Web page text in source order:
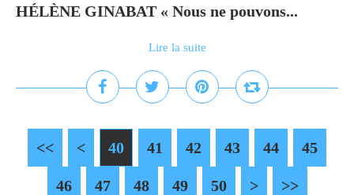
HÉLÈNE GINABAT « Nous ne pouvons...
Lire la suite
<< < 10
20
30
40 41 42 43 44 45
46 47 48 49 50 60
70
> >>